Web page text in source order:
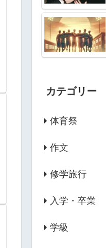
カテゴリー
体育祭
作文
修学旅行
入学・卒業
学級